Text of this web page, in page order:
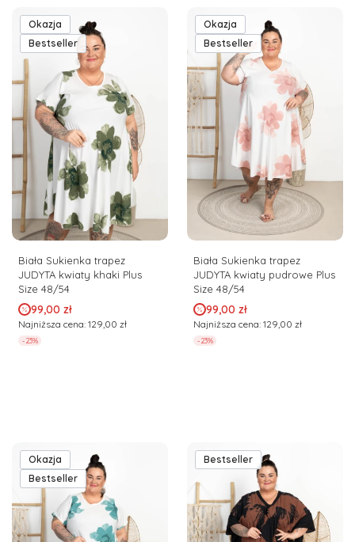
Okazja
Bestseller
Biała Sukienka trapez
JUDYTA kwiaty khaki Plus
Size 48/54
Cena promocyjna
99,00 zł
Najniższa cena: 129,00 zł
-23%
Okazja
Bestseller
Biała Sukienka trapez
JUDYTA kwiaty pudrowe Plus
Size 48/54
Cena promocyjna
99,00 zł
Najniższa cena: 129,00 zł
-23%
Okazja
Bestseller
Bestseller